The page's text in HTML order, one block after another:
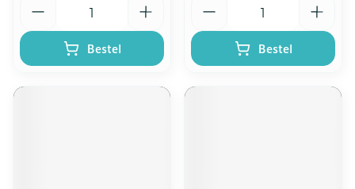
Bestel Bestel